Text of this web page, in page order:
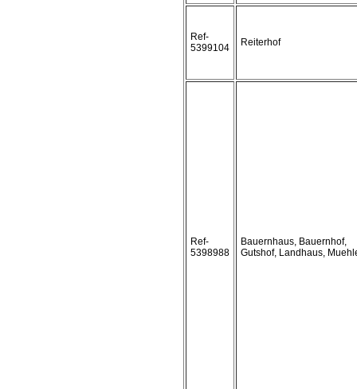
Ref-
5399104
Reiterhof
Ref-
5398988
Bauernhaus, Bauernhof,
Gutshof, Landhaus,